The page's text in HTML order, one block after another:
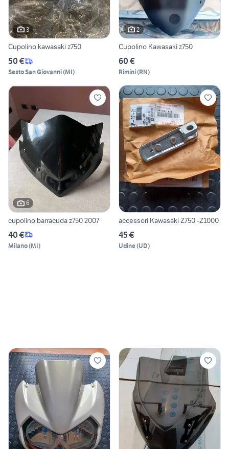
3
Cupolino kawasaki z750
50 €
Sesto San Giovanni(MI)
2
Cupolino Kawasaki z750
60 €
Rimini(RN)
6
cupolino barracuda z750 2007
40 €
Milano(MI)
accessori Kawasaki Z750 -Z1000
45 €
Udine(UD)